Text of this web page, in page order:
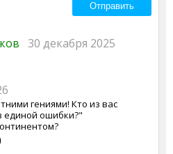
30 декабря 2025
гениями! Кто из вас
единой ошибки?"